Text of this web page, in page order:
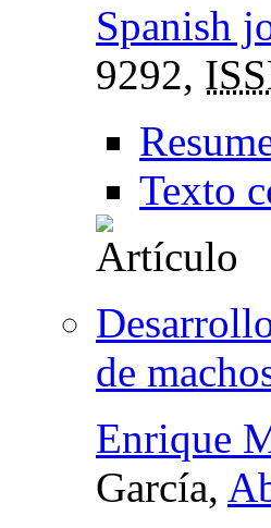
Spanish
9292,
Texto
de
Enrique
García,